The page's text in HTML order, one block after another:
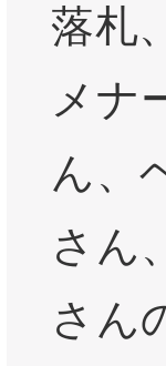
落札
メナ
ん、
さん
さん